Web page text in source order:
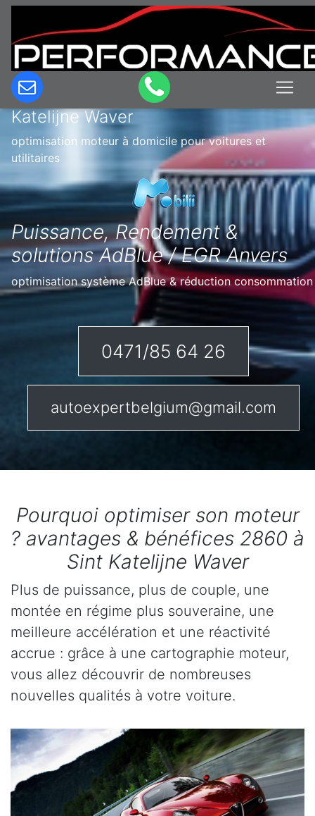
Optimisation & Reprogrammation
moteur à domicile en Belgique à Sint
Katelijne Waver
optimisation moteur à domicile pour voitures et
utilitaires
Puissance, Rendement &
solutions AdBlue / EGR Anvers
optimisation système AdBlue & réduction consommation
0471/85 64 26
autoexpertbelgium@gmail.com
Pourquoi optimiser son moteur
? avantages & bénéfices 2860 à
Sint Katelijne Waver
Plus de puissance, plus de couple, une
montée en régime plus souveraine, une
meilleure accélération et une réactivité
accrue : grâce à une cartographie moteur,
vous allez découvrir de nombreuses
nouvelles qualités à votre voiture.